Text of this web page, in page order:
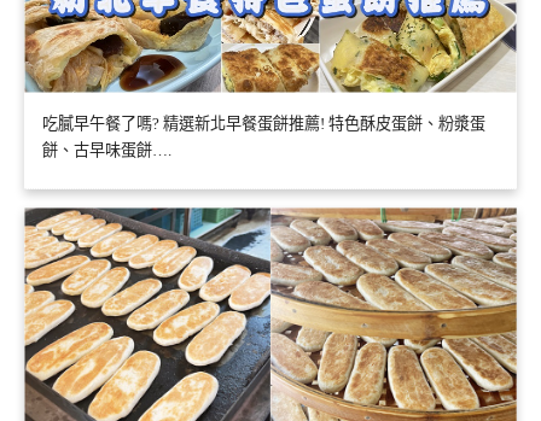
吃膩早午餐了嗎? 精選新北早餐蛋餅推薦! 特色酥皮蛋餅、粉漿蛋
餅、古早味蛋餅….